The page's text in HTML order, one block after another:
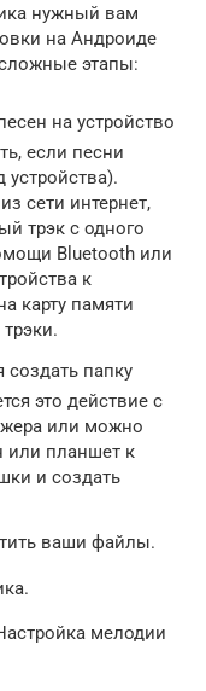
нужный вам
на Андроиде
этапы:
на устройство
если песни
устройства).
сети интернет,
трэк с одного
Вluetooth или
к
карту памяти
создать папку
это действие с
или можно
или планшет к
и создать
ваши файлы.
мелодии